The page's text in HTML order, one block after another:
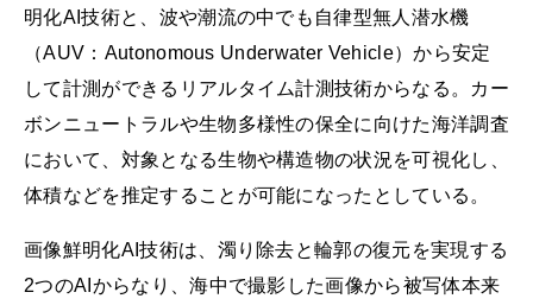
明化AI技術と、波や潮流の中でも自律型無人潜水機
（AUV：Autonomous Underwater Vehicle）から安定
して計測ができるリアルタイム計測技術からなる。カー
ボンニュートラルや生物多様性の保全に向けた海洋調査
において、対象となる生物や構造物の状況を可視化し、
体積などを推定することが可能になったとしている。
画像鮮明化AI技術は、濁り除去と輪郭の復元を実現する
2つのAIからなり、海中で撮影した画像から被写体本来